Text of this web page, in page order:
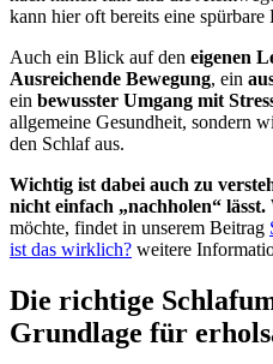
kann hier oft bereits eine spürbare
Auch ein Blick auf den eigenen
Ausreichende Bewegung, ein
ein bewusster Umgang mit
allgemeine Gesundheit, sondern
den Schlaf aus.
Wichtig ist dabei auch zu
nicht einfach „nachholen“ lässt.
möchte, findet in unserem Beitrag
ist das wirklich? weitere
Die richtige
Grundlage für